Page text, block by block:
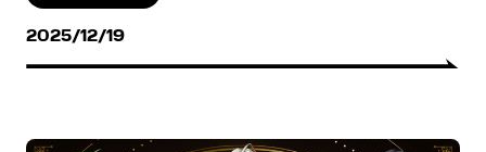
2025/12/19